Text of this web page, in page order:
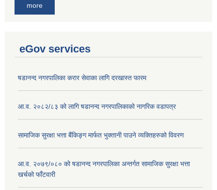
more
eGov services
षडानन्द नगरपालिका करार सेवाका लागि दरखास्त फारम
आ.व. २०८२/८३ को लागि षडानन्द नगरपालिकाको नागरिक वडापत्र
सामाजिक सुरक्षा भत्ता बैंकिङ्ग मार्फत भुक्तानी पाउने व्यक्तिहरुको विवरण
आ.व. २०७९/०८० को षडानन्द नगरपालिका अन्तर्गत सामाजिक सुरक्षा भत्ता
खर्चको फाँटवारी